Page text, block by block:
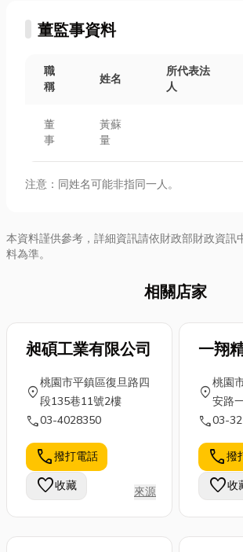
董監事資料
職
稱
姓名
所代表法
人
董
事
黃蘇
量
注意：同姓名可能非指同一人。
本資料謹供參考，詳細資訊請依財政部財政資訊
料為準。
相關店家
昶碩工業有限公司
location_on
桃園市平鎮區復旦路四
段135巷11號2樓
call03-4028350
call撥打電話
favorite收藏 來源
一翔
location_on
桃園
安路
call03-
call撥
favorite收